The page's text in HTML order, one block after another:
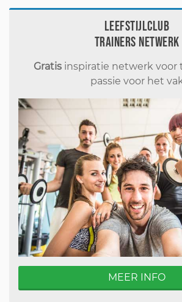
Leefstijlclub
Trainers Netwerk
Gratis inspiratie netwerk voor
passie voor het
MEER INFO